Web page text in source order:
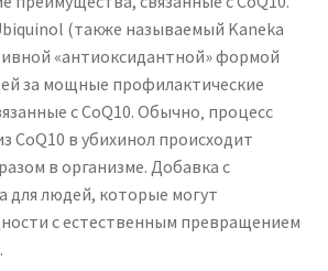
(также называемый Kaneka
«антиоксидантной» формой
за мощные профилактические
с CoQ10. Обычно‚ процесс
CoQ10 в убихинол происходит
в организме. Добавка с
для людей, которые могут
с естественным превращением